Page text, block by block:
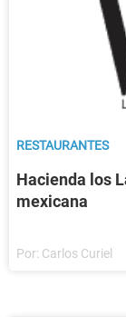
RESTAURANTES
Hacienda los
mexicana
Por: Carlos Curiel